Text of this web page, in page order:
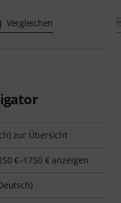
Vergleichen
zur Übersicht
€–1750 € anzeigen